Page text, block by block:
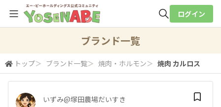
検索
ログイン
ブランド一覧
トップ＞ ブランド一覧＞ 焼肉・ホルモン＞ 焼肉 カルロス
いずみ@塚田農場だいすき